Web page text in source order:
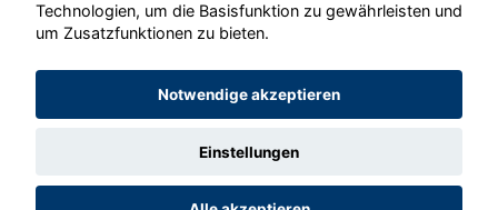
© konjunkturmotor.de GmbH 2020 - 2026
Technologien, um die Basisfunktion zu gewährleisten und
um Zusatzfunktionen zu bieten.
Notwendige akzeptieren
Einstellungen